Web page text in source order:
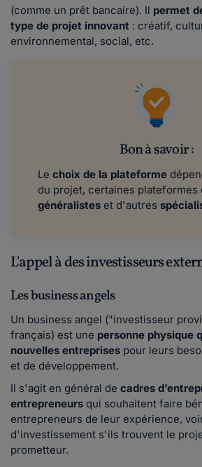
(comme un prêt bancaire). Il permet
type de projet innovant : créatif,
environnemental, social, etc.
Bon à savoir :
Le choix de la plateforme
du projet, certaines plateformes
généralistes et d'autres
L'appel à des investisseurs
Les business angels
Un business angel ("investisseur
français) est une personne physique
nouvelles entreprises pour leurs
et de développement.
Il s'agit en général de cadres
entrepreneurs qui souhaitent faire
entrepreneurs de leur expérience,
d'investissement s'ils trouvent le
prometteur.